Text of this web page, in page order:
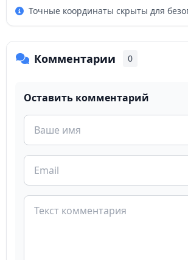
Точные координаты скрыты для
Комментарии 0
Оставить комментарий